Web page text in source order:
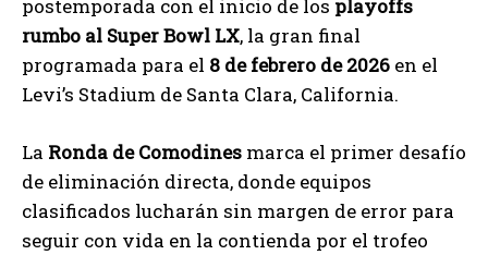
postemporada con el inicio de los playoffs
rumbo al Super Bowl LX, la gran final
programada para el 8 de febrero de 2026 en el
Levi’s Stadium de Santa Clara, California.
La Ronda de Comodines marca el primer desafío
de eliminación directa, donde equipos
clasificados lucharán sin margen de error para
seguir con vida en la contienda por el trofeo